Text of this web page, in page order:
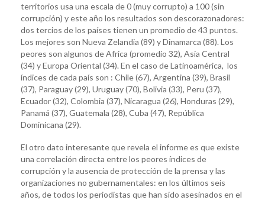
territorios usa una escala de 0 (muy corrupto) a 100 (sin
corrupción) y este año los resultados son descorazonadores:
dos tercios de los países tienen un promedio de 43 puntos.
Los mejores son Nueva Zelandia (89) y Dinamarca (88). Los
peores son algunos de Africa (promedio 32), Asia Central
(34) y Europa Oriental (34). En el caso de Latinoamérica, los
índices de cada país son : Chile (67), Argentina (39), Brasil
(37), Paraguay (29), Uruguay (70), Bolivia (33), Peru (37),
Ecuador (32), Colombia (37), Nicaragua (26), Honduras (29),
Panamá (37), Guatemala (28), Cuba (47), República
Dominicana (29).
El otro dato interesante que revela el informe es que existe
una correlación directa entre los peores índices de
corrupción y la ausencia de protección de la prensa y las
organizaciones no gubernamentales: en los últimos seis
años, de todos los periodistas que han sido asesinados en el